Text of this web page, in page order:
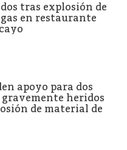
tras explosión de
en restaurante
apoyo para dos
gravemente heridos
de material de